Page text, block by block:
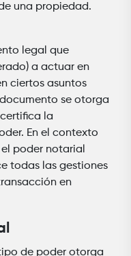
una propiedad.
legal que
a actuar en
ciertos asuntos
se otorga
la
En el contexto
poder notarial
todas las gestiones
en
de poder otorga